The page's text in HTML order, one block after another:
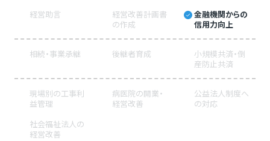
経営助言
経営改善計画書
の作成
金融機関からの
信用力向上
相続・事業承継 後継者育成
小規模共済・倒
産防止共済
現場別の工事利
益管理
病医院の開業・
経営改善
公益法人制度へ
の対応
社会福祉法人の
経営改善